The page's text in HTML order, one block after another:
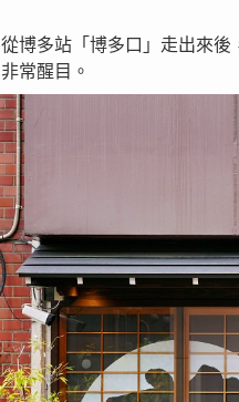
從博多站「博多口」走出來後
非常醒目。